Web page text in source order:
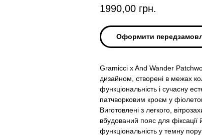
1990,00 грн.
Оформити
Gramicci x And Wander
дизайном, створені в межах
функціональність і сучасну
патчворковим кроєм у
Виготовлені з легкого,
вбудований пояс для фіксації
функціональність у темну